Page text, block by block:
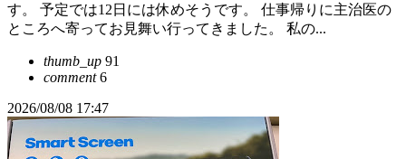
す。 予定では12日には休めそうです。 仕事帰りに主治医の
ところへ寄ってお見舞い行ってきました。 私の...
thumb_up 91
comment6
2026/08/08 17:47